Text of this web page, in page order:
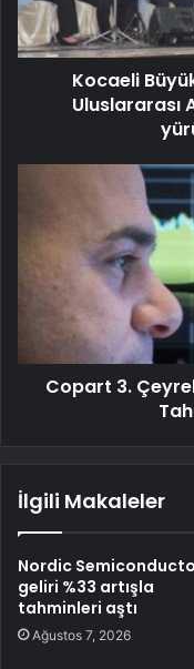
Kocaeli
Uluslararası
Copart 3.
İlgili Makaleler
Nordic
geliri %33 artışla
tahminleri aştı
Ağustos 7, 2026